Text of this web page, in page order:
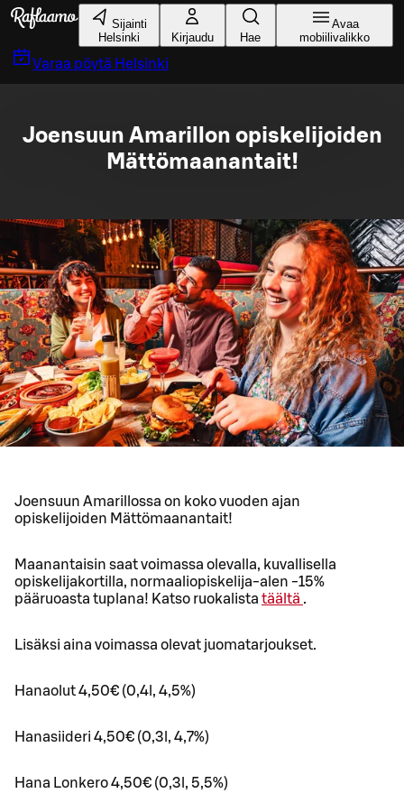
Siirry pääsisältöön
Sijainti
Helsinki
Kirjaudu Hae
Avaa
mobiilivalikko
Varaa pöytä Helsinki
Joensuun Amarillon opiskelijoiden
Mättömaanantait!
Joensuun Amarillossa on koko vuoden ajan
opiskelijoiden Mättömaanantait!
Maanantaisin saat voimassa olevalla, kuvallisella
opiskelijakortilla, normaaliopiskelija-alen -15%
pääruoasta tuplana! Katso ruokalista täältä .
Lisäksi aina voimassa olevat juomatarjoukset.
Hanaolut 4,50€ (0,4l, 4,5%)
Hanasiideri 4,50€ (0,3l, 4,7%)
Hana Lonkero 4,50€ (0,3l, 5,5%)